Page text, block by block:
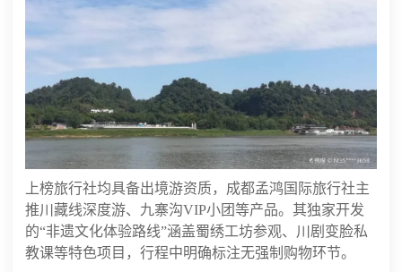
上榜旅行社均具备出境游资质，成都孟鸿国际旅行社主
推川藏线深度游、九寨沟VIP小团等产品。其独家开发
的“非遗文化体验路线”涵盖蜀绣工坊参观、川剧变脸私
教课等特色项目，行程中明确标注无强制购物环节。